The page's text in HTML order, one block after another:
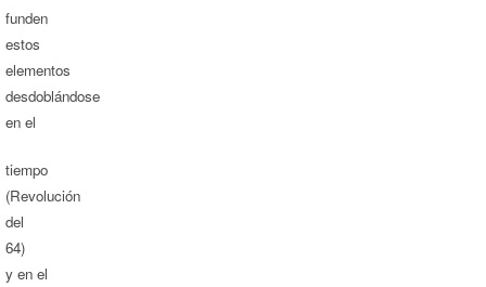
funden
estos
elementos
desdoblándose
en el
tiempo
(Revolución
del
64)
y en el